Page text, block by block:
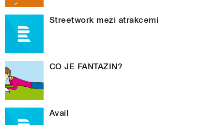
Streetwork mezi atrakcemi
CO JE FANTAZIN?
Avail